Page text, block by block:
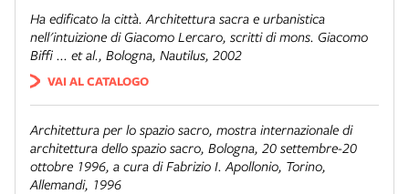
Ha edificato la città. Architettura sacra e urbanistica
nell'intuizione di Giacomo Lercaro, scritti di mons. Giacomo
Biffi ... et al., Bologna, Nautilus, 2002
VAI AL CATALOGO
Architettura per lo spazio sacro, mostra internazionale di
architettura dello spazio sacro, Bologna, 20 settembre-20
ottobre 1996, a cura di Fabrizio I. Apollonio, Torino,
Allemandi, 1996